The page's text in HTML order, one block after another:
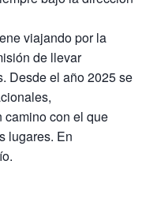
viajando por la
de llevar
Desde el año 2025 se
camino con el que
lugares. En